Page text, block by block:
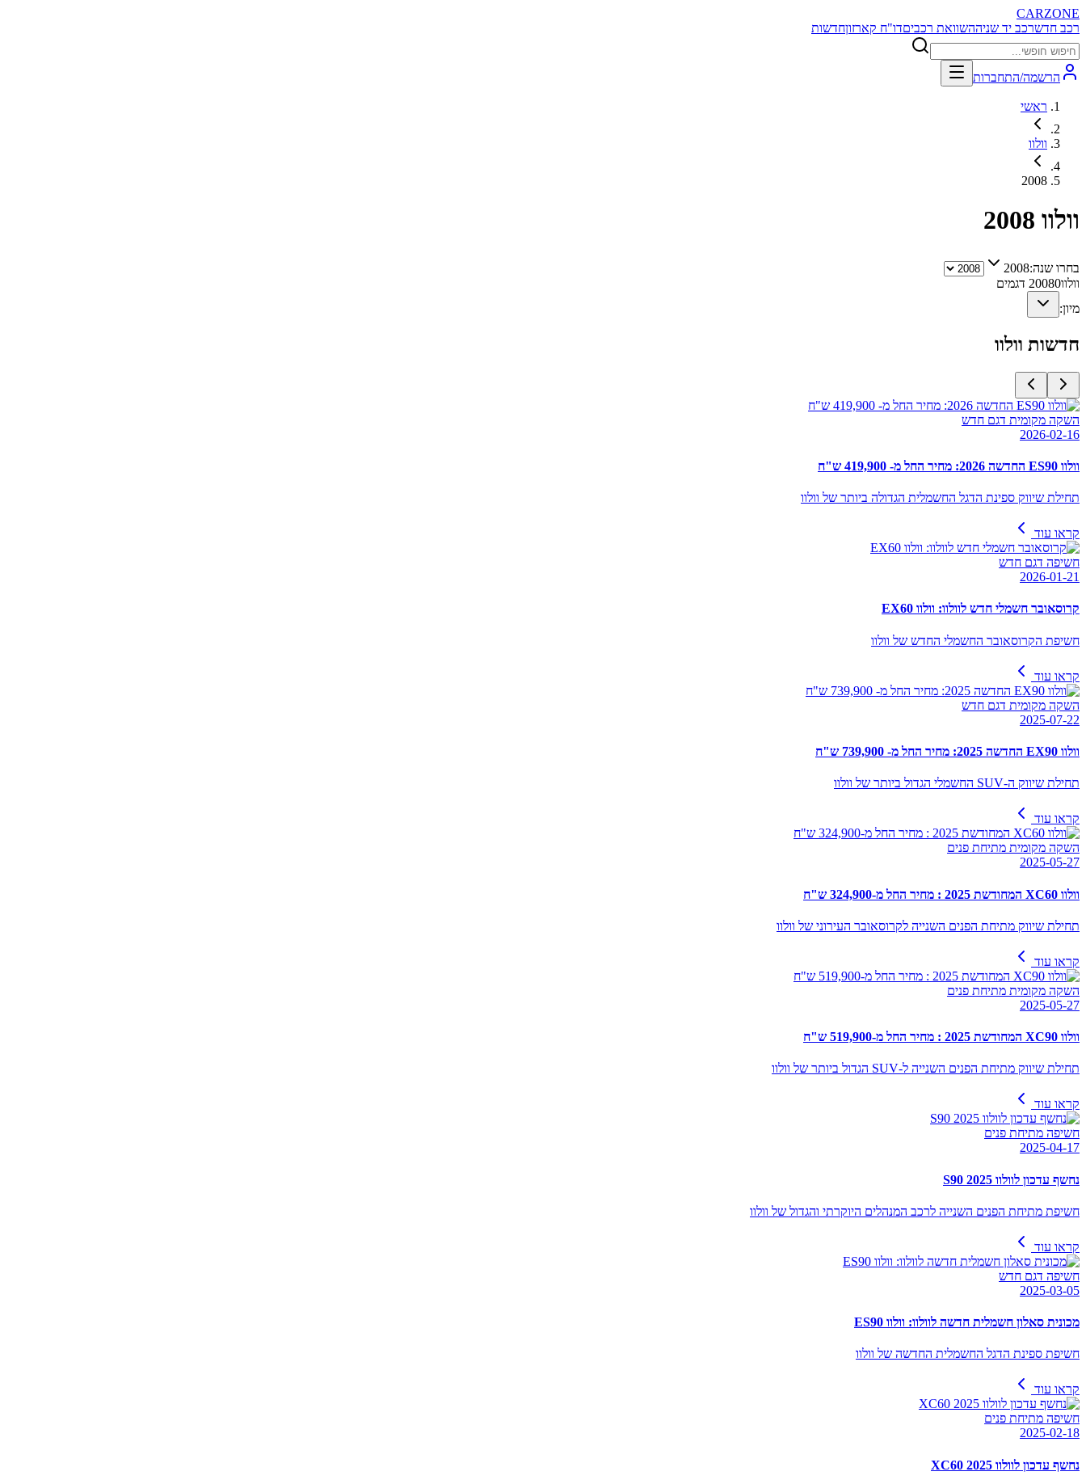
CARZONE
רכב חדשרכב יד שניההשוואת רכביםדו"ח קארזוןחדשות
הרשמה/התחברות
ראשי
וולוו
2008
וולוו 2008
בחרו שנה:2008
וולוו 20080
דגמים
מיון:
חדשות וולוו
השקה מקומית דגם חדש
2026-02-16
וולוו ES90 החדשה 2026: מחיר החל מ- 419,900 ש"ח
תחילת שיווק ספינת הדגל החשמלית הגדולה ביותר של וולוו
קראו עוד
חשיפה דגם חדש
2026-01-21
קרוסאובר חשמלי חדש לוולוו: וולוו EX60
חשיפת הקרוסאובר החשמלי החדש של וולוו
קראו עוד
השקה מקומית דגם חדש
2025-07-22
וולוו EX90 החדשה 2025: מחיר החל מ- 739,900 ש"ח
תחילת שיווק ה-SUV החשמלי הגדול ביותר של וולוו
קראו עוד
השקה מקומית מתיחת פנים
2025-05-27
וולוו XC60 המחודשת 2025 : מחיר החל מ-324,900 ש"ח
תחילת שיווק מתיחת הפנים השנייה לקרוסאובר העירוני של וולוו
קראו עוד
השקה מקומית מתיחת פנים
2025-05-27
וולוו XC90 המחודשת 2025 : מחיר החל מ-519,900 ש"ח
תחילת שיווק מתיחת הפנים השנייה ל-SUV הגדול ביותר של וולוו
קראו עוד
חשיפה מתיחת פנים
2025-04-17
נחשף עדכון לוולוו S90 2025
חשיפת מתיחת הפנים השנייה לרכב המנהלים היוקרתי והגדול של וולוו
קראו עוד
חשיפה דגם חדש
2025-03-05
מכונית סאלון חשמלית חדשה לוולוו: וולוו ES90
חשיפת ספינת הדגל החשמלית החדשה של וולוו
קראו עוד
חשיפה מתיחת פנים
2025-02-18
נחשף עדכון לוולוו XC60 2025